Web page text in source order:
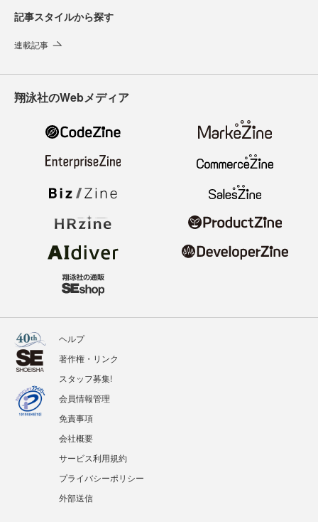
記事スタイルから探す
連載記事
翔泳社のWebメディア
ヘルプ
著作権・リンク
スタッフ募集!
会員情報管理
免責事項
会社概要
サービス利用規約
プライバシーポリシー
外部送信